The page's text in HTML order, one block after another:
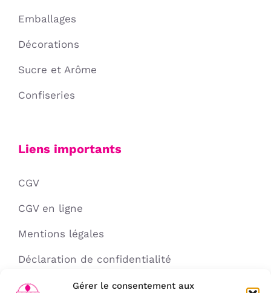
Gérer le consentement aux
Emballages
Décorations
Sucre et Arôme
Confiseries
Liens importants
CGV
CGV en ligne
Mentions légales
Déclaration de confidentialité
Politique de cookies